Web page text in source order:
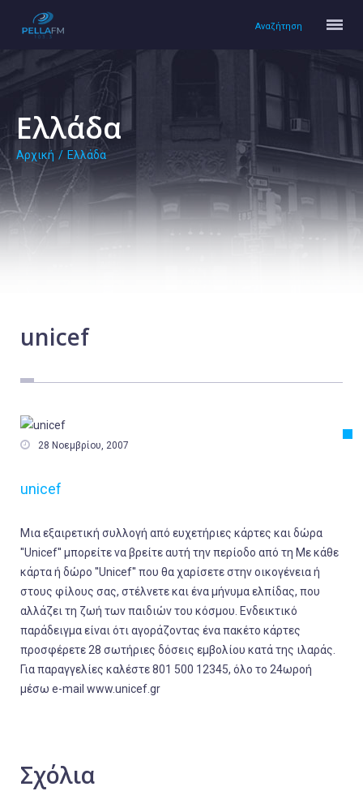
Αναζήτηση
Ελλάδα
Αρχική / Ελλάδα
unicef
 28 Νοεμβρίου, 2007
unicef
Μια εξαιρετική συλλογή από ευχετήριες κάρτες και δώρα
''Unicef'' μπορείτε να βρείτε αυτή την περίοδο από τη Με κάθε
κάρτα ή δώρο ''Unicef'' που θα χαρίσετε στην οικογένεια ή
στους φίλους σας, στέλνετε και ένα μήνυμα ελπίδας, που
αλλάζει τη ζωή των παιδιών του κόσμου. Ενδεικτικό
παράδειγμα είναι ότι αγοράζοντας ένα πακέτο κάρτες
προσφέρετε 28 σωτήριες δόσεις εμβολίου κατά της ιλαράς.
Για παραγγελίες καλέστε 801 500 12345, όλο το 24ωροή
μέσω e-mail www.unicef.gr
Σχόλια
Αρχική
Lifestyle
Εργασία
Πολιτική
Αθλητικά
Αστυνομικό Δελτίο